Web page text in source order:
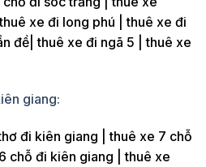
xe đi long phú | thuê xe đi
đề| thuê xe đi ngã 5 | thuê xe
giang:
đi kiên giang | thuê xe 7 chỗ
chỗ đi kiên giang | thuê xe